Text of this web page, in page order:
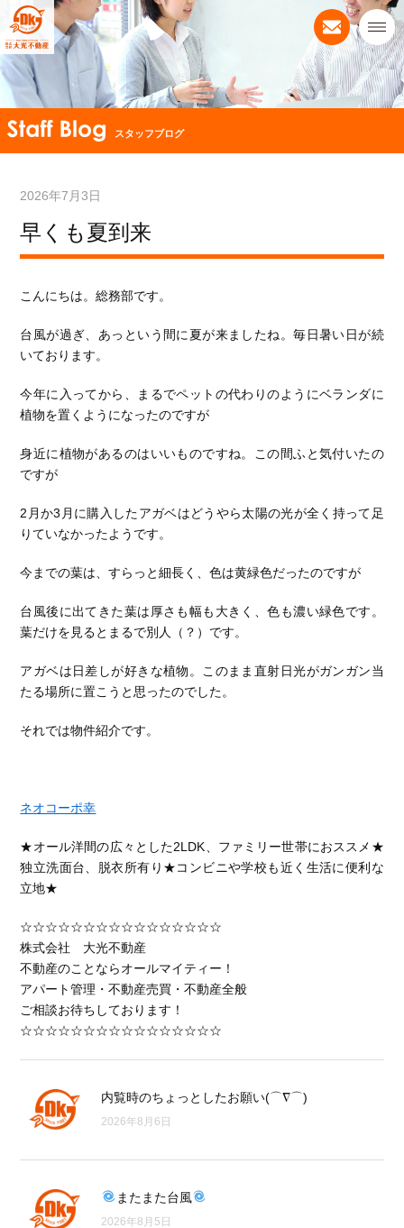
スタッフブログ
2026年7月3日
早くも夏到来
こんにちは。総務部です。
台風が過ぎ、あっという間に夏が来ましたね。毎日暑い日が続
いております。
今年に入ってから、まるでペットの代わりのようにベランダに
植物を置くようになったのですが
身近に植物があるのはいいものですね。この間ふと気付いたの
ですが
2月か3月に購入したアガベはどうやら太陽の光が全く持って足
りていなかったようです。
今までの葉は、すらっと細長く、色は黄緑色だったのですが
台風後に出てきた葉は厚さも幅も大きく、色も濃い緑色です。
葉だけを見るとまるで別人（？）です。
アガベは日差しが好きな植物。このまま直射日光がガンガン当
たる場所に置こうと思ったのでした。
それでは物件紹介です。
ネオコーポ幸
★オール洋間の広々とした2LDK、ファミリー世帯におススメ★
独立洗面台、脱衣所有り★コンビニや学校も近く生活に便利な
立地★
☆☆☆☆☆☆☆☆☆☆☆☆☆☆☆☆
株式会社 大光不動産
不動産のことならオールマイティー！
アパート管理・不動産売買・不動産全般
ご相談お待ちしております！
☆☆☆☆☆☆☆☆☆☆☆☆☆☆☆☆
内覧時のちょっとしたお願い(⌒∇⌒)
2026年8月6日
またまた台風
2026年8月5日